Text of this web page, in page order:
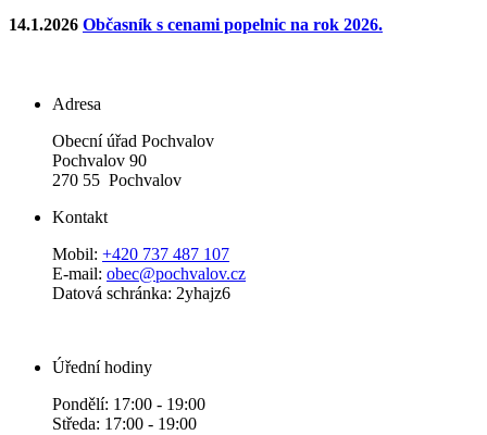
14.1.2026 Občasník s cenami popelnic na rok 2026.
Adresa
Obecní úřad Pochvalov
Pochvalov 90
270 55 Pochvalov
Kontakt
Mobil: +420 737 487 107
E-mail: obec@pochvalov.cz
Datová schránka: 2yhajz6
Úřední hodiny
Pondělí: 17:00 - 19:00
Středa: 17:00 - 19:00